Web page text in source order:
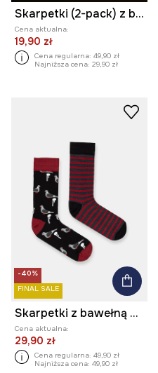
Skarpetki (2-pack) z bawełną męskie z kolekcji Valentine’s Day
Cena aktualna:
19,90 zł
Cena regularna: 49,90 zł
Najniższa cena: 29,90 zł
-40%
FINAL SALE
Skarpetki z bawełną męskie wzorzyste (2-pack)
Cena aktualna:
29,90 zł
Cena regularna: 49,90 zł
Najniższa cena: 49,90 zł